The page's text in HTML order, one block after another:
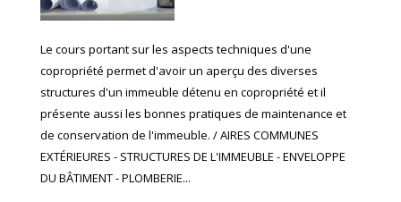
Le cours portant sur les aspects techniques d'une
copropriété permet d'avoir un aperçu des diverses
structures d'un immeuble détenu en copropriété et il
présente aussi les bonnes pratiques de maintenance et
de conservation de l'immeuble. / AIRES COMMUNES
EXTÉRIEURES - STRUCTURES DE L'IMMEUBLE - ENVELOPPE
DU BÂTIMENT - PLOMBERIE...